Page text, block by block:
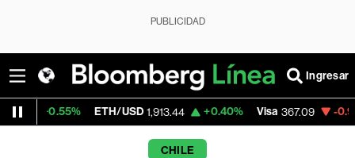
PUBLICIDAD
Ingresar
ETH/USD 1,913.44 +0.40% Visa 367.09 -0.91%
CHILE